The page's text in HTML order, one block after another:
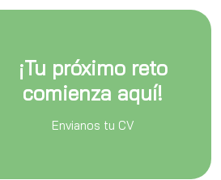
¡Tu próximo reto
comienza aquí!
Envianos tu CV